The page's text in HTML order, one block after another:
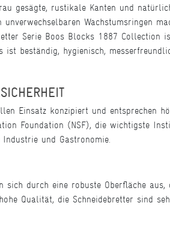
gesägte, rustikale Kanten und
Wachstumsringen
Serie Boos Blocks 1887 Collection
beständig, hygienisch,
Einsatz konzipiert und entsprechen
Foundation (NSF), die wichtigste
und Gastronomie.
durch eine robuste Oberfläche
Qualität, die Schneidebretter sind